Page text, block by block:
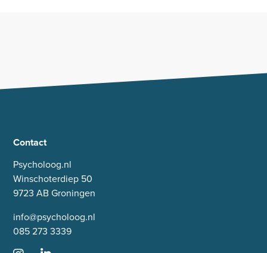
Contact
Psycholoog.nl
Winschoterdiep 50
9723 AB Groningen
info@psycholoog.nl
085 273 3339